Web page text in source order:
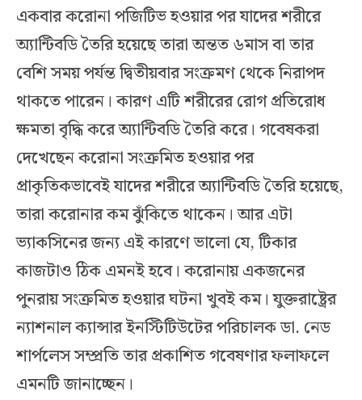
একবার করোনা পজিটিভ হওয়ার পর যাদের শরীরে
অ্যান্টিবডি তৈরি হয়েছে তারা অন্তত ৬মাস বা তার
বেশি সময় পর্যন্ত দ্বিতীয়বার সংক্রমণ থেকে নিরাপদ
থাকতে পারেন। কারণ এটি শরীরের রোগ প্রতিরোধ
ক্ষমতা বৃদ্ধি করে অ্যান্টিবডি তৈরি করে। গবেষকরা
দেখেছেন করোনা সংক্রমিত হওয়ার পর
প্রাকৃতিকভাবেই যাদের শরীরে অ্যান্টিবডি তৈরি হয়েছে,
তারা করোনার কম ঝুঁকিতে থাকেন। আর এটা
ভ্যাকসিনের জন্য এই কারণে ভালো যে, টিকার
কাজটাও ঠিক এমনই হবে। করোনায় একজনের
পুনরায় সংক্রমিত হওয়ার ঘটনা খুবই কম। যুক্তরাষ্ট্রের
ন্যাশনাল ক্যান্সার ইনস্টিটিউটের পরিচালক ডা. নেড
শার্পলেস সম্প্রতি তার প্রকাশিত গবেষণার ফলাফলে
এমনটি জানাচ্ছেন।